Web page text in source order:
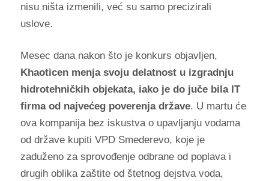
nisu ništa izmenili, već su samo precizirali
uslove.
Mesec dana nakon što je konkurs objavljen,
Khaoticen menja svoju delatnost u izgradnju
hidrotehničkih objekata, iako je do juče bila IT
firma od najvećeg poverenja države. U martu će
ova kompanija bez iskustva o upavljanju vodama
od države kupiti VPD Smederevo, koje je
zaduženo za sprovođenje odbrane od poplava i
drugih oblika zaštite od štetnog dejstva voda,